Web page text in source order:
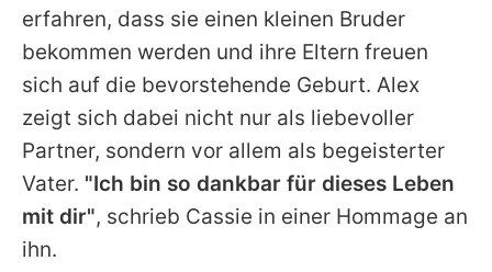
erfahren, dass sie einen kleinen Bruder
bekommen werden und ihre Eltern freuen
sich auf die bevorstehende Geburt. Alex
zeigt sich dabei nicht nur als liebevoller
Partner, sondern vor allem als begeisterter
Vater. "Ich bin so dankbar für dieses Leben
mit dir", schrieb Cassie in einer Hommage an
ihn.